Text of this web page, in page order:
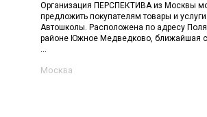
Организация ПЕРСПЕКТИВА из Москвы
предложить покупателям товары и
Автошколы. Расположена по адресу
районе Южное Медведково, ближайшая
...
Москва